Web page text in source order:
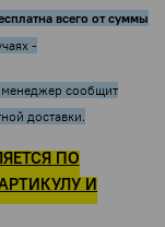
всего от суммы
-
сообщит
доставки.
ПО
И